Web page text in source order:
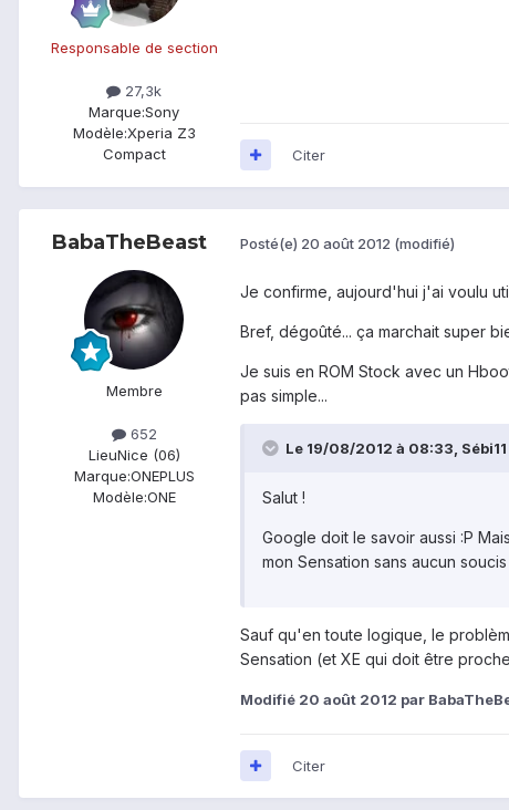
Responsable de section
27,3k
Marque:Sony
Modèle:Xperia Z3
Compact
Citer
BabaTheBeast
Membre
652
LieuNice (06)
Marque:ONEPLUS
Modèle:ONE
Posté(e) 20 août 2012 (modifié)
Je confirme, aujourd'hui j'ai voulu
Bref, dégoûté... ça marchait super
Je suis en ROM Stock avec un
pas simple...
Le 19/08/2012 à 08:33, Sébi11
Salut !
Google doit le savoir aussi :P
mon Sensation sans aucun soucis
Sauf qu'en toute logique, le
Sensation (et XE qui doit être
Modifié 20 août 2012 par
Citer